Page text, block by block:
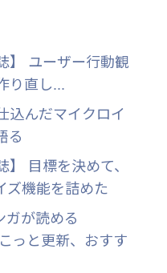
】 ユーザー行動観
り直し...
込んだマイクロイ
る
】 目標を決めて、
ズ機能を詰めた
が読める
っと更新、おすす